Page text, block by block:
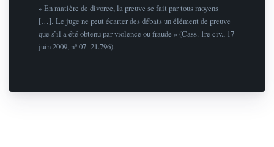
« En matière de divorce, la preuve se fait par tous moyens
[…]. Le juge ne peut écarter des débats un élément de preuve
que s’il a été obtenu par violence ou fraude » (Cass. 1re civ., 17
juin 2009, nº 07- 21.796).